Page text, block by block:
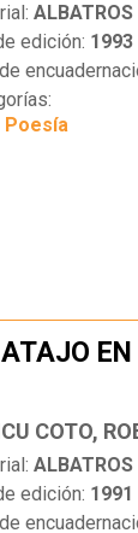
ALBATROS
edición: 1993
Poesía
COTO,
ALBATROS
edición: 1991